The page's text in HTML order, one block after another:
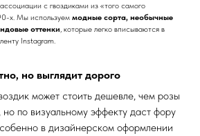
с гвоздиками из «того самого
х. Мы используем модные сорта, необычные
оттенки, которые легко вписываются в
Instagram.
но выглядит дорого
может стоить дешевле, чем розы
но по визуальному эффекту даст фору
в дизайнерском оформлении